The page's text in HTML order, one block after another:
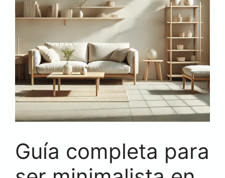
Guía completa para